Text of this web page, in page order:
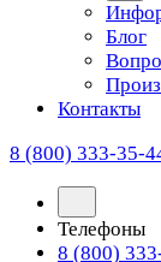
Блог
Контакты
8 (800) 333-35-
Телефоны
8 (800)